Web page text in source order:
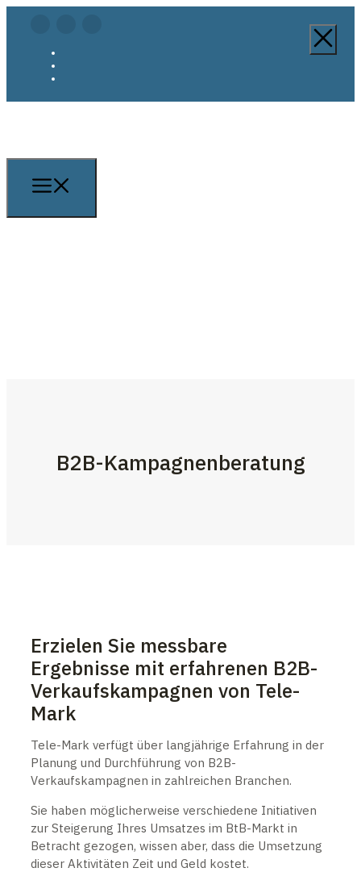
B2B-Kampagnenberatung
Erzielen Sie messbare
Ergebnisse mit erfahrenen B2B-
Verkaufskampagnen von Tele-
Mark
Tele-Mark verfügt über langjährige Erfahrung in der
Planung und Durchführung von B2B-
Verkaufskampagnen in zahlreichen Branchen.
Sie haben möglicherweise verschiedene Initiativen
zur Steigerung Ihres Umsatzes im BtB-Markt in
Betracht gezogen, wissen aber, dass die Umsetzung
dieser Aktivitäten Zeit und Geld kostet.